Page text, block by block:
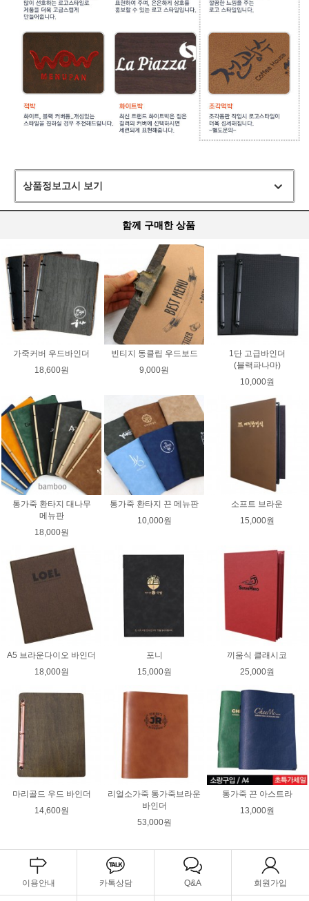
상품정보고시 보기
함께 구매한 상품
가죽커버 우드바인더
18,600원
빈티지 동클립 우드보드
9,000원
1단 고급바인더
(블랙파나마)
10,000원
통가죽 환타지 대나무
메뉴판
18,000원
통가죽 환타지 끈 메뉴판
10,000원
소프트 브라운
15,000원
A5 브라운다이오 바인더
18,000원
포니
15,000원
끼움식 클래시코
25,000원
마리골드 우드 바인더
14,600원
리얼소가죽 통가죽브라운
바인더
53,000원
통가죽 끈 아스트라
13,000원
이용안내 카톡상담 Q&A 회원가입